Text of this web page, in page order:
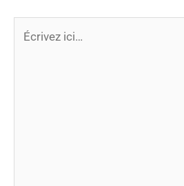
ici…